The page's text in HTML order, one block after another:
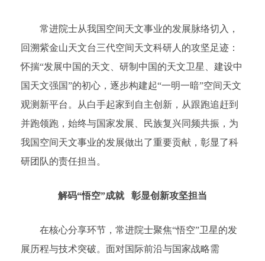
常进院士从我国空间天文事业的发展脉络切入，
回溯紫金山天文台三代空间天文科研人的攻坚足迹：
怀揣“发展中国的天文、研制中国的天文卫星、建设中
国天文强国”的初心，逐步构建起“一明一暗”空间天文
观测新平台。从白手起家到自主创新，从跟跑追赶到
并跑领跑，始终与国家发展、民族复兴同频共振，为
我国空间天文事业的发展做出了重要贡献，彰显了科
研团队的责任担当。
解码“悟空”成就 彰显创新攻坚担当
在核心分享环节，常进院士聚焦“悟空”卫星的发
展历程与技术突破。面对国际前沿与国家战略需